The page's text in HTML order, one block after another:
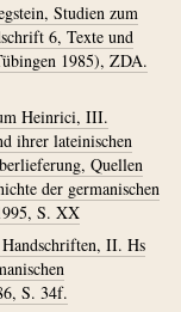
Studien zum
6, Texte und
1985), ZDA.
Heinrici, III.
ihrer lateinischen
Quellen
der germanischen
S. XX
II. Hs
S. 34f.